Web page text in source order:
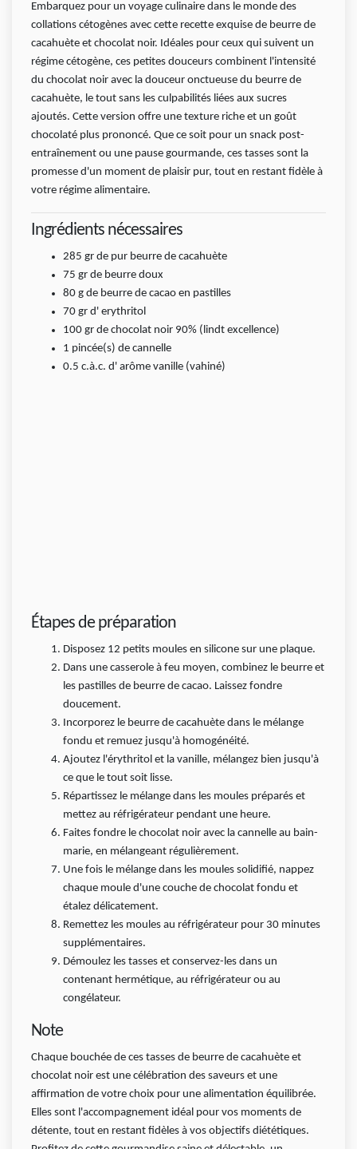
Embarquez pour un voyage culinaire dans le monde des
collations cétogènes avec cette recette exquise de beurre de
cacahuète et chocolat noir. Idéales pour ceux qui suivent un
régime cétogène, ces petites douceurs combinent l'intensité
du chocolat noir avec la douceur onctueuse du beurre de
cacahuète, le tout sans les culpabilités liées aux sucres
ajoutés. Cette version offre une texture riche et un goût
chocolaté plus prononcé. Que ce soit pour un snack post-
entraînement ou une pause gourmande, ces tasses sont la
promesse d'un moment de plaisir pur, tout en restant fidèle à
votre régime alimentaire.
Ingrédients nécessaires
285 gr de pur beurre de cacahuète
75 gr de beurre doux
80 g de beurre de cacao en pastilles
70 gr d' erythritol
100 gr de chocolat noir 90% (lindt excellence)
1 pincée(s) de cannelle
0.5 c.à.c. d' arôme vanille (vahiné)
Étapes de préparation
Disposez 12 petits moules en silicone sur une plaque.
Dans une casserole à feu moyen, combinez le beurre et
les pastilles de beurre de cacao. Laissez fondre
doucement.
Incorporez le beurre de cacahuète dans le mélange
fondu et remuez jusqu'à homogénéité.
Ajoutez l'érythritol et la vanille, mélangez bien jusqu'à
ce que le tout soit lisse.
Répartissez le mélange dans les moules préparés et
mettez au réfrigérateur pendant une heure.
Faites fondre le chocolat noir avec la cannelle au bain-
marie, en mélangeant régulièrement.
Une fois le mélange dans les moules solidifié, nappez
chaque moule d'une couche de chocolat fondu et
étalez délicatement.
Remettez les moules au réfrigérateur pour 30 minutes
supplémentaires.
Démoulez les tasses et conservez-les dans un
contenant hermétique, au réfrigérateur ou au
congélateur.
Note
Chaque bouchée de ces tasses de beurre de cacahuète et
chocolat noir est une célébration des saveurs et une
affirmation de votre choix pour une alimentation équilibrée.
Elles sont l'accompagnement idéal pour vos moments de
détente, tout en restant fidèles à vos objectifs diététiques.